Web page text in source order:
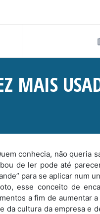
MAIS
conhecia, não queria
de ler pode até
para se aplicar num
esse conceito de
a fim de aumentar
da cultura da empresa e